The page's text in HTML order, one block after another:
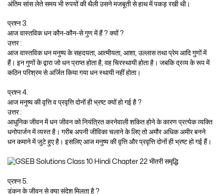
अंतिम सांस लेते समय भी रुपयों की थैली उसने मजबूती से हाथ में पकड़ रखी थी।
प्रश्न 3.
आज वास्तविक धन कौन-कौन-से गुण में हैं ? क्यों ?
उत्तर :
आज वास्तविक धन मनुष्य के सहदयता, आत्मीयता, आशा, उल्लास तथा प्रेम आदि गुणों में
हैं। इन गुणों के द्वारा जो धन प्राप्त होता है, वह चिरस्थायी होता है। जबकि द्रव्य के रूप में
कठिन परिश्रम से अर्जित किया गया धन स्थायी नहीं होता।
प्रश्न 4.
आज मनुष्य की वृत्ति व प्रवृत्ति दोनों ही भ्रष्ट क्यों हो गई है ?
उत्तर :
आधुनिक जीवन में धन जीवन को नियंत्रित करनेवाली शकित होने के कारण प्रत्येक व्यक्ति
धनोपार्जन में व्यस्त है। गरीब अपनी जीविका चलाने के लिए तो अमौर अधिक अमीर बनने
धन कमाने में जुटे हुए है। इसलिए आज मनुष्य की वृत्ति और प्रवृत्ति दोनों ही भ्रष्ट हो गई हैं।
प्रश्न 5.
डंकन के जीवन से क्या संदेश मिलता है ?